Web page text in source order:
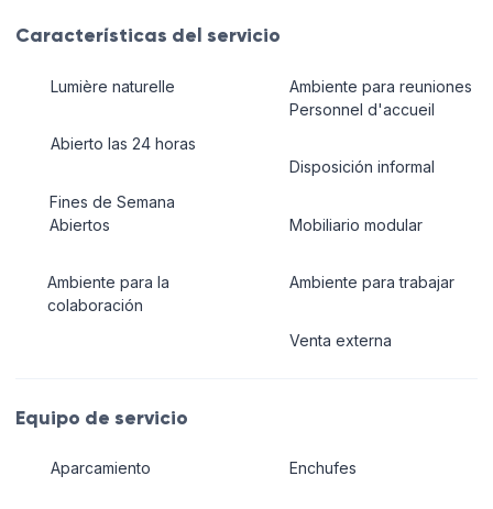
Características del servicio
Lumière naturelle
Abierto las 24 horas
Fines de Semana
Abiertos
Ambiente para la
colaboración
Ambiente para reuniones
Personnel d'accueil
Disposición informal
Mobiliario modular
Ambiente para trabajar
Venta externa
Equipo de servicio
Aparcamiento Enchufes